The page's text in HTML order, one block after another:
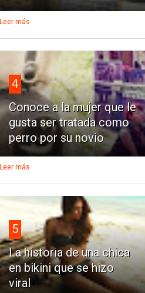
Leer más
4
Conoce a la mujer que le
gusta ser tratada como
perro por su novio
Leer más
5
La historia de una chica
en bikini que se hizo
viral